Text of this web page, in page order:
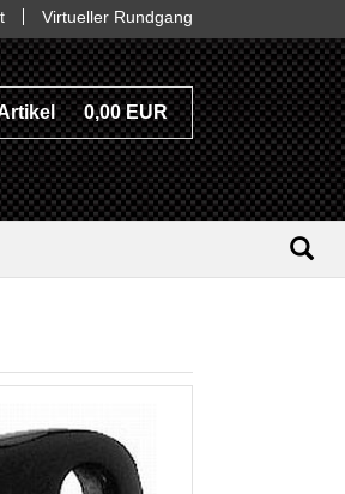
Virtueller Rundgang
0,00 EUR